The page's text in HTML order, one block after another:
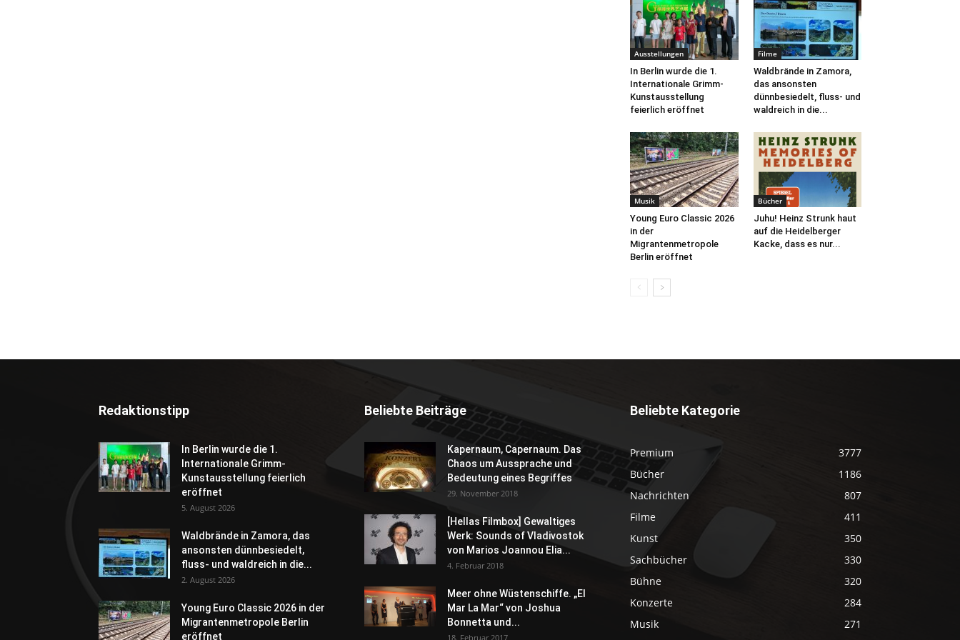
Ausstellungen
In Berlin wurde die 1.
Internationale Grimm-
Kunstausstellung
feierlich eröffnet
Filme
Waldbrände in Zamora,
das ansonsten
dünnbesiedelt, fluss- und
waldreich in die...
Musik
Young Euro Classic 2026
in der
Migrantenmetropole
Berlin eröffnet
Bücher
Juhu! Heinz Strunk haut
auf die Heidelberger
Kacke, dass es nur...
Redaktionstipp
In Berlin wurde die 1.
Internationale Grimm-
Kunstausstellung feierlich
eröffnet
5. August 2026
Waldbrände in Zamora, das
ansonsten dünnbesiedelt,
fluss- und waldreich in die...
2. August 2026
Young Euro Classic 2026 in der
Migrantenmetropole Berlin
eröffnet
Beliebte Beiträge
Kapernaum, Capernaum. Das
Chaos um Aussprache und
Bedeutung eines Begriffes
29. November 2018
[Hellas Filmbox] Gewaltiges
Werk: Sounds of Vladivostok
von Marios Joannou Elia...
4. Februar 2018
Meer ohne Wüstenschiffe. „El
Mar La Mar“ von Joshua
Bonnetta und...
18. Februar 2017
Beliebte Kategorie
Premium
3777
Bücher
1186
Nachrichten
807
Filme
411
Kunst
350
Sachbücher
330
Bühne
320
Konzerte
284
Musik
271